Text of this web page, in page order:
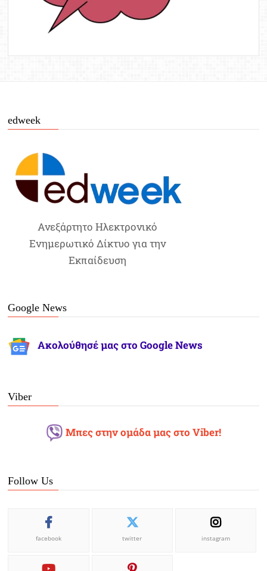
edweek
Ανεξάρτητο Ηλεκτρονικό
Ενημερωτικό Δίκτυο για την
Εκπαίδευση
Google News
Ακολούθησέ μας στο Google News
Viber
Μπες στην ομάδα μας στο Viber!
Follow Us
facebook twitter instagram